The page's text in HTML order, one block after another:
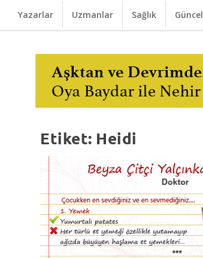
Yazarlar Uzmanlar Sağlık Güncel
Etiket: Heidi